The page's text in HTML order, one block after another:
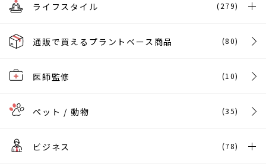
ライフスタイル (279)
通販で買えるプラントベース商品 (80)
医師監修 (10)
ペット / 動物 (35)
ビジネス (78)